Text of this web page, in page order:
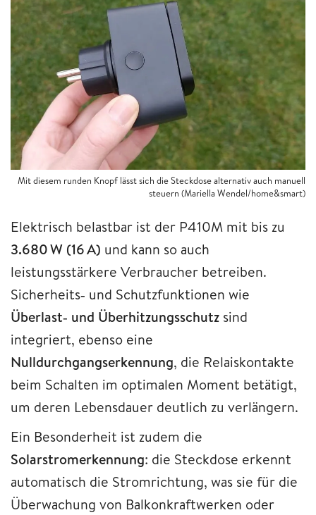
Mit diesem runden Knopf lässt sich die Steckdose alternativ auch manuell
steuern (Mariella Wendel/home&smart)
Elektrisch belastbar ist der P410M mit bis zu
3.680 W (16 A) und kann so auch
leistungsstärkere Verbraucher betreiben.
Sicherheits‑ und Schutzfunktionen wie
Überlast‑ und Überhitzungsschutz sind
integriert, ebenso eine
Nulldurchgangserkennung, die Relaiskontakte
beim Schalten im optimalen Moment betätigt,
um deren Lebensdauer deutlich zu verlängern.
Ein Besonderheit ist zudem die
Solarstromerkennung: die Steckdose erkennt
automatisch die Stromrichtung, was sie für die
Überwachung von Balkonkraftwerken oder